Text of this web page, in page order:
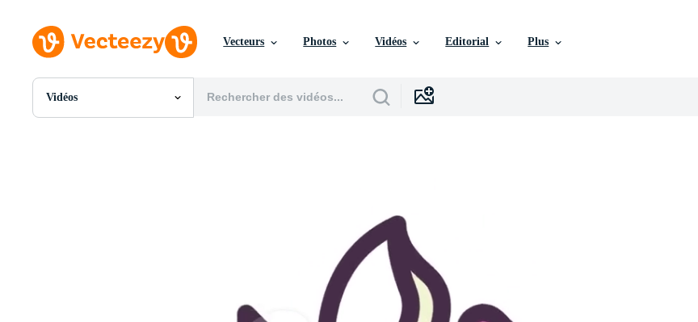
Vecteurs Photos Vidéos Editorial Plus
Vidéos
Toutes Images